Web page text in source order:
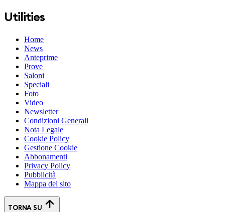
Utilities
Home
News
Anteprime
Prove
Saloni
Speciali
Foto
Video
Newsletter
Condizioni Generali
Nota Legale
Cookie Policy
Gestione Cookie
Abbonamenti
Privacy Policy
Pubblicità
Mappa del sito
TORNA SU